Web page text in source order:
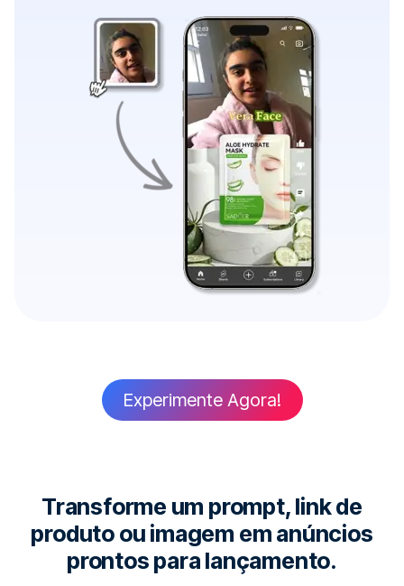
Experimente Agora!
Transforme um prompt, link de
produto ou imagem em anúncios
prontos para lançamento.